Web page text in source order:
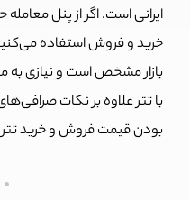
ایرانی است. اگر از پنل
خرید و فروش استفاده
بازار مشخص است و نیازی به
با تتر علاوه بر نکات
بودن قیمت فروش و خرید